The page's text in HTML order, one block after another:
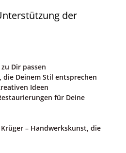
der
Dir passen
die Deinem Stil entsprechen
Ideen
für Deine
– Handwerkskunst, die